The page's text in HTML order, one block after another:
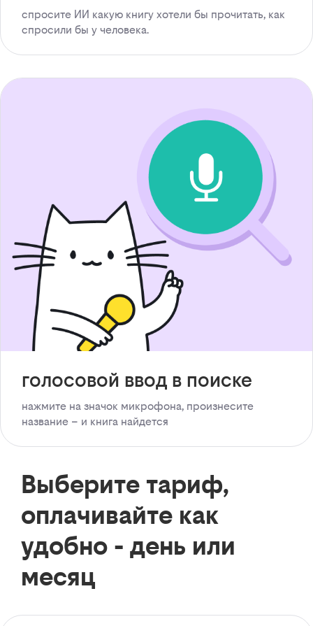
спросите ИИ какую книгу хотели бы прочитать, как
спросили бы у человека.
голосовой ввод в поиске
нажмите на значок микрофона, произнесите
название – и книга найдется
Выберите тариф,
оплачивайте как
удобно - день или
месяц